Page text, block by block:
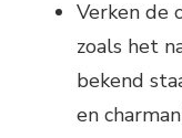
Verken de
zoals het
bekend
en